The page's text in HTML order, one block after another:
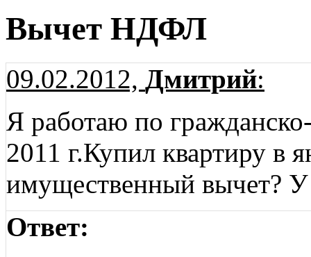
Вычет НДФЛ
09.02.2012, Дмитрий:
Я работаю по
2011 г.Купил квартиру в
имущественный вычет?
Ответ: